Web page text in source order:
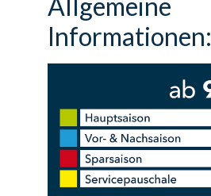
Informationen: